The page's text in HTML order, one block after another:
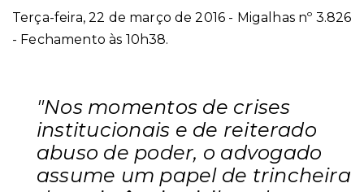
Terça-feira, 22 de março de 2016 - Migalhas nº 3.826
- Fechamento às 10h38.
"Nos momentos de crises
institucionais e de reiterado
abuso de poder, o advogado
assume um papel de trincheira